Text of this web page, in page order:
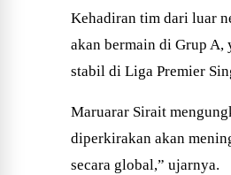
Kehadiran tim dari luar
akan bermain di Grup A,
stabil di Liga Premier
Maruarar Sirait
diperkirakan akan
secara global,” ujarnya.